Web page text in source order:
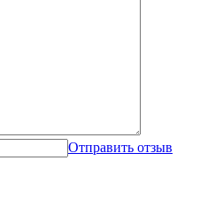
Отправить отзыв